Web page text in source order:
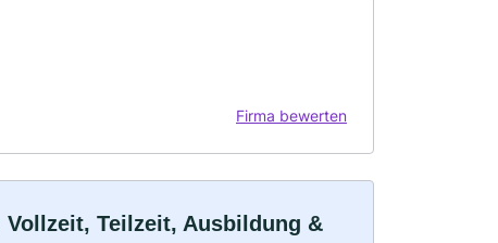
Firma bewerten
Teilzeit, Ausbildung &